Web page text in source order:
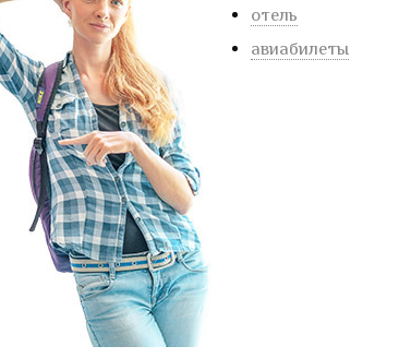
отель
авиабилеты